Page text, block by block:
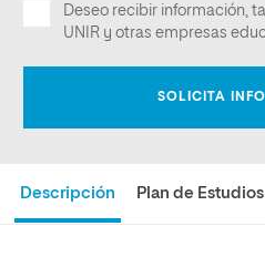
Descripción Plan de Estudios